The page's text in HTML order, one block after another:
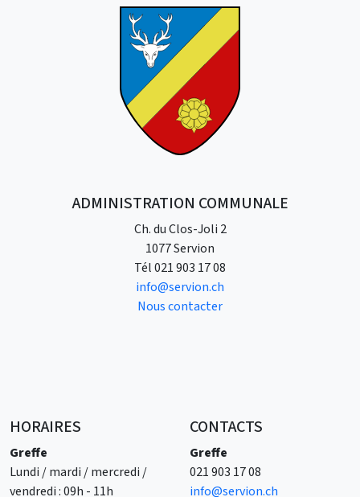
ADMINISTRATION COMMUNALE
Ch. du Clos-Joli 2
1077 Servion
Tél021 903 17 08
info@servion.ch
Nous contacter
HORAIRES
Greffe
Lundi / mardi / mercredi /
vendredi : 09h - 11h
CONTACTS
Greffe
021 903 17 08
info@servion.ch